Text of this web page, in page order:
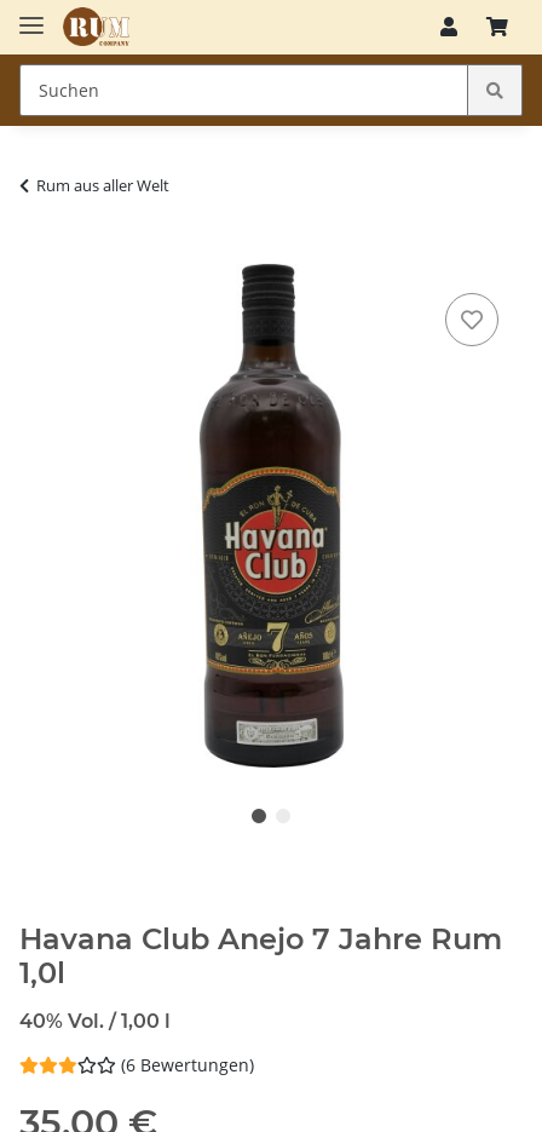
Rum aus aller Welt
Havana Club Anejo 7 Jahre Rum
1,0l
40% Vol. / 1,00 l
(6 Bewertungen)
35,00 €